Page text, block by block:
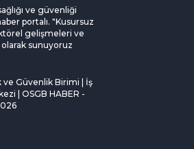
ve güvenliği
portalı. "Kusursuz
gelişmeleri ve
sunuyoruz
ve Güvenlik Birimi | İş
| OSGB HABER -